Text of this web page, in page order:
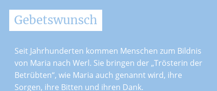
Gebetswunsch
Seit Jahrhunderten kommen Menschen zum Bildnis
von Maria nach Werl. Sie bringen der „Trösterin der
Betrübten“, wie Maria auch genannt wird, ihre
Sorgen, ihre Bitten und ihren Dank.